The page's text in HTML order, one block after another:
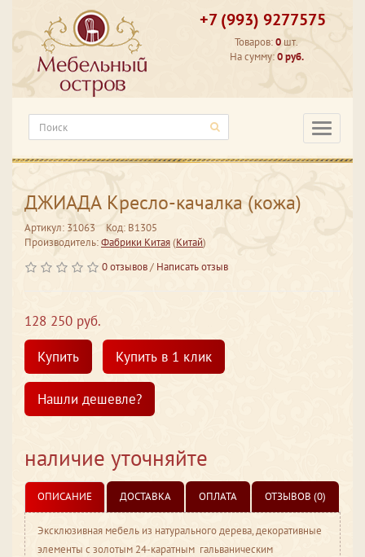
+7 (993) 9277575
Товаров:0 шт.
На сумму:0 руб.
ДЖИАДА Кресло-качалка (кожа)
Артикул: 31063
Код: В1305
Производитель:Фабрики Китая(Китай)
0 отзывов/ Написать отзыв
128 250 руб.
Купить
Купить в 1 клик
Нашли дешевле?
наличие уточняйте
ОПИСАНИЕ ДОСТАВКА ОПЛАТА ОТЗЫВОВ (0)
Эксклюзивная мебель из натурального дерева, декоративные
элементы с золотым 24-каратным гальваническим